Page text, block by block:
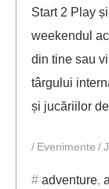
Start 2 Play
weekendul
din tine sau
târgului
și jucăriilor
Evenimente
adventure,